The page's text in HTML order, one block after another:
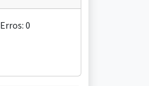
Erros: 0